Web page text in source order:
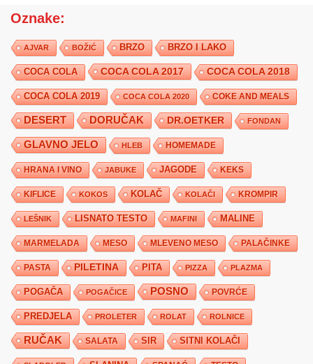
Oznake:
AJVAR BOŽIĆ BRZO BRZO I LAKO
COCA COLA COCA COLA 2017 COCA COLA 2018
COCA COLA 2019 COCA COLA 2020 COKE AND MEALS
DESERT DORUČAK DR.OETKER FONDAN
GLAVNO JELO HLEB HOMEMADE
HRANA I VINO JABUKE JAGODE KEKS
KIFLICE KOKOS KOLAČ KOLAČI KROMPIR
LEŠNIK LISNATO TESTO MAFINI MALINE
MARMELADA MESO MLEVENO MESO PALAČINKE
PASTA PILETINA PITA PIZZA PLAZMA
POGAČA POGAČICE POSNO POVRĆE
PREDJELA PROLETER ROLAT ROLNICE
RUČAK SALATA SIR SITNI KOLAČI